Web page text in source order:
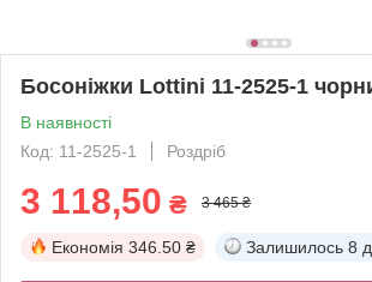
Босоніжки Lottini 11-2525-1
В наявності
Код: 11-2525-1
Роздріб
3 118,50 ₴ 3 465 ₴
Економія 346.50 ₴ Залишилось 8